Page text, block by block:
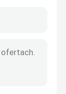
falistej